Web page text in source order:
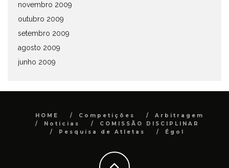
novembro 2009
outubro 2009
setembro 2009
agosto 2009
junho 2009
HOME Competições
Arbitragem
Notícias
COMISSÃO DISCIPLINAR
Pesquisa de Atletas
Égol